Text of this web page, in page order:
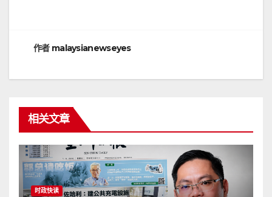
航
作者 malaysianewseyes
相关文章
时政快读